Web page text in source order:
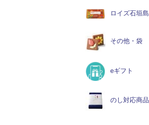
ロイズ石垣島
その他・袋
eギフト
のし対応商品